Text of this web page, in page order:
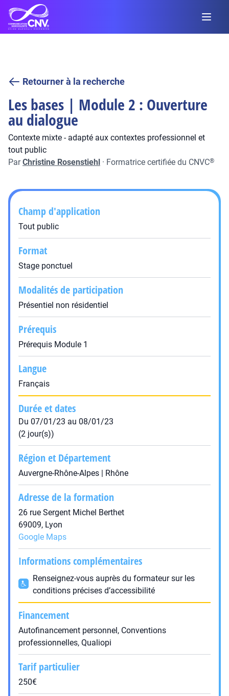
Retourner à la recherche
Les bases | Module 2 : Ouverture
au dialogue
Contexte mixte - adapté aux contextes professionnel et
tout public
ParChristine Rosenstiehl · Formatrice certifiée du CNVC®
Champ d'application
Tout public
Format
Stage ponctuel
Modalités de participation
Présentiel non résidentiel
Prérequis
Prérequis Module 1
Langue
Français
Durée et dates
Du 07/01/23 au 08/01/23
(2 jour(s))
Région et Département
Auvergne-Rhône-Alpes | Rhône
Adresse de la formation
26 rue Sergent Michel Berthet
69009, Lyon
Google Maps
Informations complémentaires
Renseignez-vous auprès du formateur sur les
conditions précises d’accessibilité
Financement
Autofinancement personnel, Conventions
professionnelles, Qualiopi
Tarif particulier
250€